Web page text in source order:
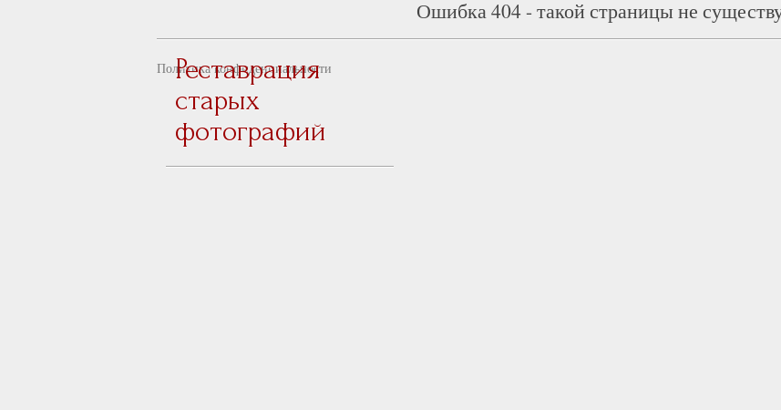
Реставрация
старых
фотографий
Ошибка 404 - такой страницы не
Политика конфиденциальности